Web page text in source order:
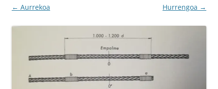
← Aurrekoa Hurrengoa →